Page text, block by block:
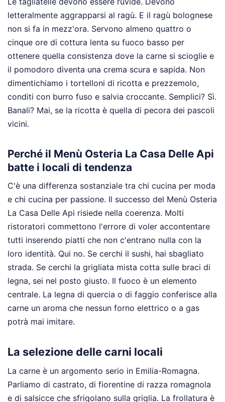
letteralmente aggrapparsi al ragù. E il ragù bolognese
non si fa in mezz'ora. Servono almeno quattro o
cinque ore di cottura lenta su fuoco basso per
ottenere quella consistenza dove la carne si scioglie e
il pomodoro diventa una crema scura e sapida. Non
dimentichiamo i tortelloni di ricotta e prezzemolo,
conditi con burro fuso e salvia croccante. Semplici? Sì.
Banali? Mai, se la ricotta è quella di pecora dei pascoli
vicini.
Perché il Menù Osteria La Casa Delle Api
batte i locali di tendenza
C'è una differenza sostanziale tra chi cucina per moda
e chi cucina per passione. Il successo del Menù Osteria
La Casa Delle Api risiede nella coerenza. Molti
ristoratori commettono l'errore di voler accontentare
tutti inserendo piatti che non c'entrano nulla con la
loro identità. Qui no. Se cerchi il sushi, hai sbagliato
strada. Se cerchi la grigliata mista cotta sulle braci di
legna, sei nel posto giusto. Il fuoco è un elemento
centrale. La legna di quercia o di faggio conferisce alla
carne un aroma che nessun forno elettrico o a gas
potrà mai imitare.
La selezione delle carni locali
La carne è un argomento serio in Emilia-Romagna.
Parliamo di castrato, di fiorentine di razza romagnola
e di salsicce che sfrigolano sulla griglia. La frollatura è